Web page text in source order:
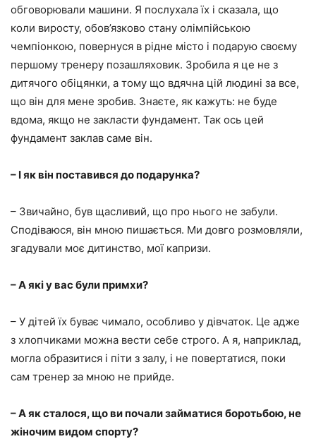
обговорювали машини. Я послухала їх і сказала, що
коли виросту, обов’язково стану олімпійською
чемпіонкою, повернуся в рідне місто і подарую своєму
першому тренеру позашляховик. Зробила я це не з
дитячого обіцянки, а тому що вдячна цій людині за все,
що він для мене зробив. Знаєте, як кажуть: не буде
вдома, якщо не закласти фундамент. Так ось цей
фундамент заклав саме він.
– І як він поставився до подарунка?
– Звичайно, був щасливий, що про нього не забули.
Сподіваюся, він мною пишається. Ми довго розмовляли,
згадували моє дитинство, мої капризи.
– А які у вас були примхи?
– У дітей їх буває чимало, особливо у дівчаток. Це адже
з хлопчиками можна вести себе строго. А я, наприклад,
могла образитися і піти з залу, і не повертатися, поки
сам тренер за мною не прийде.
– А як сталося, що ви почали займатися боротьбою, не
жіночим видом спорту?